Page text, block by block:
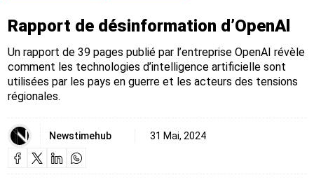
Rapport de désinformation d’OpenAl
Un rapport de 39 pages publié par l’entreprise OpenAI révèle
comment les technologies d’intelligence artificielle sont
utilisées par les pays en guerre et les acteurs des tensions
régionales.
Newstimehub 31 Mai, 2024